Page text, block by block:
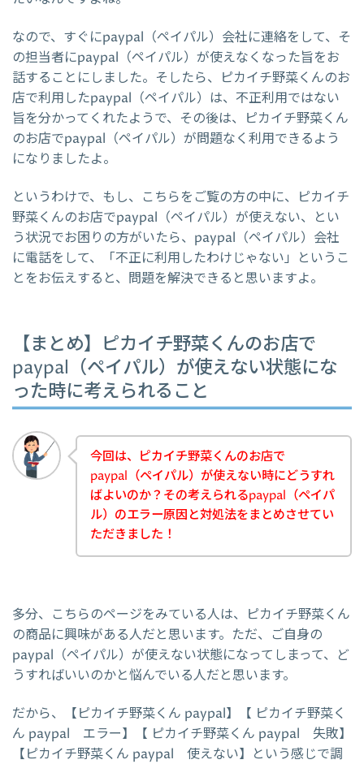
なので、すぐにpaypal（ペイパル）会社に連絡をして、そ
の担当者にpaypal（ペイパル）が使えなくなった旨をお
話することにしました。そしたら、ピカイチ野菜くんのお
店で利用したpaypal（ペイパル）は、不正利用ではない
旨を分かってくれたようで、その後は、ピカイチ野菜くん
のお店でpaypal（ペイパル）が問題なく利用できるよう
になりましたよ。
というわけで、もし、こちらをご覧の方の中に、ピカイチ
野菜くんのお店でpaypal（ペイパル）が使えない、とい
う状況でお困りの方がいたら、paypal（ペイパル）会社
に電話をして、「不正に利用したわけじゃない」というこ
とをお伝えすると、問題を解決できると思いますよ。
【まとめ】ピカイチ野菜くんのお店で
paypal（ペイパル）が使えない状態にな
った時に考えられること
今回は、ピカイチ野菜くんのお店で
paypal（ペイパル）が使えない時にどうすれ
ばよいのか？その考えられるpaypal（ペイパ
ル）のエラー原因と対処法をまとめさせてい
ただきました！
多分、こちらのページをみている人は、ピカイチ野菜くん
の商品に興味がある人だと思います。ただ、ご自身の
paypal（ペイパル）が使えない状態になってしまって、ど
うすればいいのかと悩んでいる人だと思います。
だから、【ピカイチ野菜くん paypal】【 ピカイチ野菜く
ん paypal エラー】【 ピカイチ野菜くん paypal 失敗】
【ピカイチ野菜くん paypal 使えない】という感じで調